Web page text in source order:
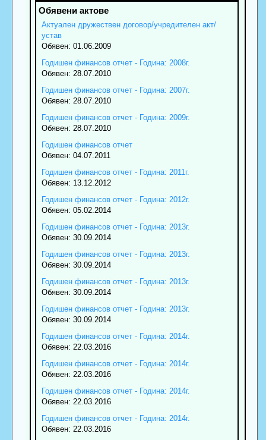
Актуален дружествен договор/учредителен акт/
устав
Обявен: 01.06.2009
Годишен финансов отчет - Година: 2008г.
Обявен: 28.07.2010
Годишен финансов отчет - Година: 2007г.
Обявен: 28.07.2010
Годишен финансов отчет - Година: 2009г.
Обявен: 28.07.2010
Годишен финансов отчет
Обявен: 04.07.2011
Годишен финансов отчет - Година: 2011г.
Обявен: 13.12.2012
Годишен финансов отчет - Година: 2012г.
Обявен: 05.02.2014
Годишен финансов отчет - Година: 2013г.
Обявен: 30.09.2014
Годишен финансов отчет - Година: 2013г.
Обявен: 30.09.2014
Годишен финансов отчет - Година: 2013г.
Обявен: 30.09.2014
Годишен финансов отчет - Година: 2013г.
Обявен: 30.09.2014
Годишен финансов отчет - Година: 2014г.
Обявен: 22.03.2016
Годишен финансов отчет - Година: 2014г.
Обявен: 22.03.2016
Годишен финансов отчет - Година: 2014г.
Обявен: 22.03.2016
Годишен финансов отчет - Година: 2014г.
Обявен: 22.03.2016